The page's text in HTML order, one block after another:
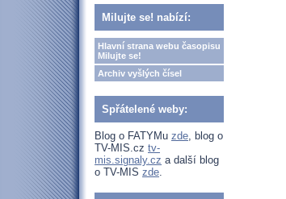
Milujte se! nabízí:
Hlavní strana webu časopisu
Milujte se!
Archiv vyšlých čísel
Spřátelené weby:
Blog o FATYMu zde, blog o
TV-MIS.cz tv-
mis.signaly.cz a další blog
o TV-MIS zde.